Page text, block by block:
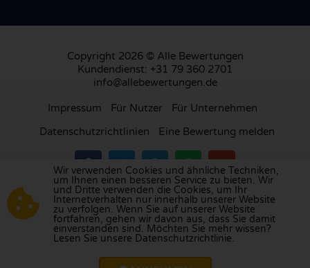
Copyright 2026 © Alle Bewertungen
Kundendienst: +31 79 360 2701
info@allebewertungen.de
Impressum Für Nutzer
Für Unternehmen
Datenschutzrichtlinien
Eine Bewertung melden
Besuchen Sie unsere Bewertungsplattform in
Großbritannien,Frankreich, denNiederlanden
Belgien,Spanien, Italien,Portugal, Polen,
Dänemark , FinnlandundSchweden.
Wir verwenden Cookies und ähnliche Techniken,
um Ihnen einen besseren Service zu bieten. Wir
und Dritte verwenden die Cookies, um Ihr
Internetverhalten nur innerhalb unserer Website
zu verfolgen. Wenn Sie auf unserer Website
fortfahren, gehen wir davon aus, dass Sie damit
einverstanden sind. Möchten Sie mehr wissen?
Lesen Sie unsere Datenschutzrichtlinie.